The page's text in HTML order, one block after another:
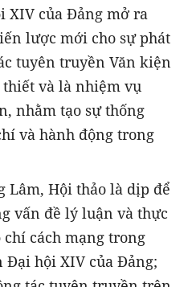
XIV của Đảng mở ra
lược mới cho sự phát
tuyên truyền Văn kiện
và là nhiệm vụ
nhằm tạo sự thống
và hành động trong
Lâm, Hội thảo là dịp để
vấn đề lý luận và thực
cách mạng trong
hội XIV của Đảng;